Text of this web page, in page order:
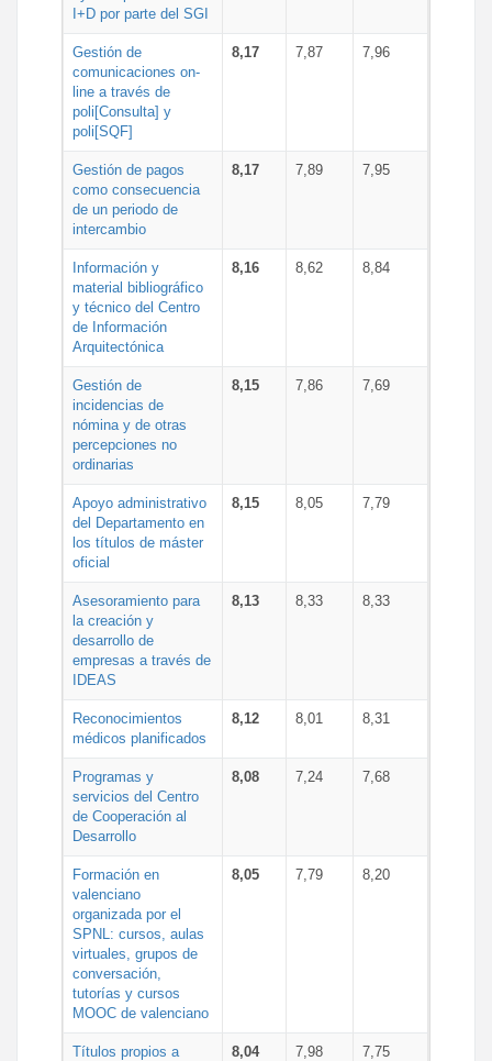
I+D por parte del SGI
Gestión de
comunicaciones on-
line a través de
poli[Consulta] y
poli[SQF]
8,17 7,87 7,96
Gestión de pagos
como consecuencia
de un periodo de
intercambio
8,17 7,89 7,95
Información y
material bibliográfico
y técnico del Centro
de Información
Arquitectónica
8,16 8,62 8,84
Gestión de
incidencias de
nómina y de otras
percepciones no
ordinarias
8,15 7,86 7,69
Apoyo administrativo
del Departamento en
los títulos de máster
oficial
8,15 8,05 7,79
Asesoramiento para
la creación y
desarrollo de
empresas a través de
IDEAS
8,13 8,33 8,33
Reconocimientos
médicos planificados
8,12 8,01 8,31
Programas y
servicios del Centro
de Cooperación al
Desarrollo
8,08 7,24 7,68
Formación en
valenciano
organizada por el
SPNL: cursos, aulas
virtuales, grupos de
conversación,
tutorías y cursos
MOOC de valenciano
8,05 7,79 8,20
Títulos propios a
8,04 7,98 7,75